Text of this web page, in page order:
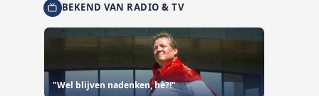
BEKEND VAN RADIO & TV
"Wel blijven nadenken, hè?!"